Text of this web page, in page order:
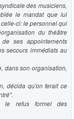
des musiciens,
le mandat que lui
ci: le personnel qui
du théâtre
ses appointements
secours immédiats au
dans son organisation,
décida qu'on ferait ce
le refus formel des